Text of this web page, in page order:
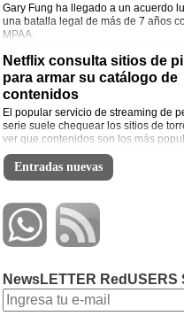
Gary Fung ha llegado a un acuerdo
una batalla legal de más de 7 años
MPAA.
Netflix consulta sitios de
para armar su catálogo de
contenidos
El popular servicio de streaming de
serie suele chequear los sitios de
ver que contenidos son los más
Aquellos que tienen mayores
son adquiridos por la compañía.
Entradas nuevas
NewsLETTER RedUSERS